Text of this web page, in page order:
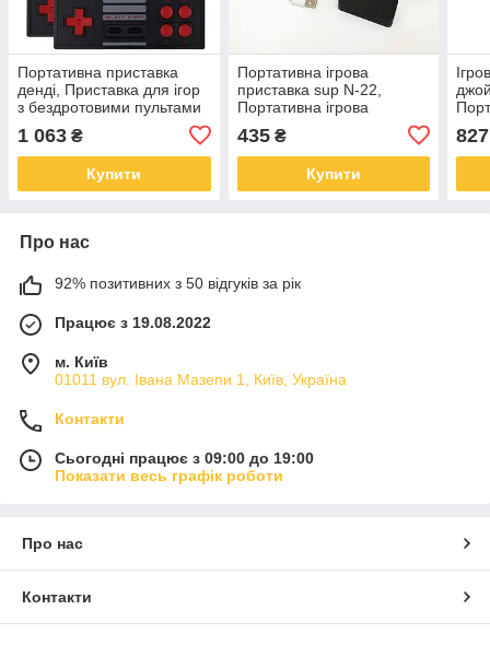
Портативна приставка
денді, Приставка для ігор
з бездротовими пультами
1 063 ₴
Купити
Портативна ігрова
приставка sup N-22,
Портативна ігрова
Мобільна VB-76
435₴
Купити
827
Про нас
92% позитивних з 50 відгуків за рік
Працює з 19.08.2022
м. Київ
01011 вул. Івана Мазепи 1, Київ, Україна
Контакти
Сьогодні працює з 09:00 до 19:00
Показати весь графік роботи
Про нас
Контакти